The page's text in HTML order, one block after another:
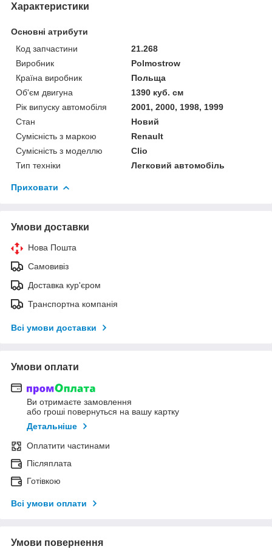
Характеристики
Основні атрибути
Код запчастини
21.268
Виробник
Polmostrow
Країна виробник
Польща
Об'єм двигуна
1390 куб. см
Рік випуску автомобіля
2001, 2000, 1998, 1999
Стан
Новий
Сумісність з маркою
Renault
Сумісність з моделлю
Clio
Тип техніки
Легковий автомобіль
Приховати
Умови доставки
Нова Пошта
Самовивіз
Доставка кур'єром
Транспортна компанія
Всі умови доставки
Умови оплати
Ви отримаєте замовлення
або гроші повернуться на вашу картку
Детальніше
Оплатити частинами
Післяплата
Готівкою
Всі умови оплати
Умови повернення